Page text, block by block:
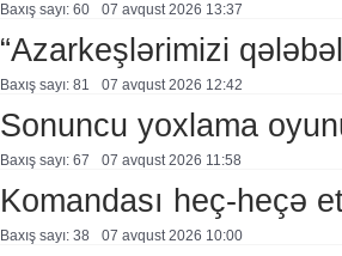
Baxış sayı: 60 07 avqust 2026 13:37
“Azarkeşlərimizi
Baxış sayı: 81 07 avqust 2026 12:42
Sonuncu yoxlama
Baxış sayı: 67 07 avqust 2026 11:58
Komandası heç-heçə
Baxış sayı: 38 07 avqust 2026 10:00